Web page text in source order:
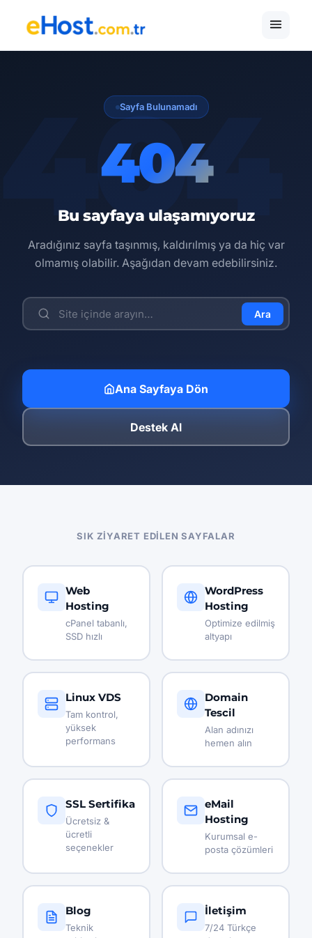
Sayfa Bulunamadı
404
Bu sayfaya ulaşamıyoruz
Aradığınız sayfa taşınmış, kaldırılmış ya da hiç var
olmamış olabilir. Aşağıdan devam edebilirsiniz.
Ara
Ana Sayfaya Dön
Destek Al
SIK ZIYARET EDILEN SAYFALAR
Web
Hosting
cPanel tabanlı,
SSD hızlı
WordPress
Hosting
Optimize edilmiş
altyapı
Linux VDS
Tam kontrol,
yüksek
performans
Domain
Tescil
Alan adınızı
hemen alın
SSL Sertifika
Ücretsiz &
ücretli
seçenekler
eMail
Hosting
Kurumsal e-
posta çözümleri
Blog
Teknik
İletişim
7/24 Türkçe